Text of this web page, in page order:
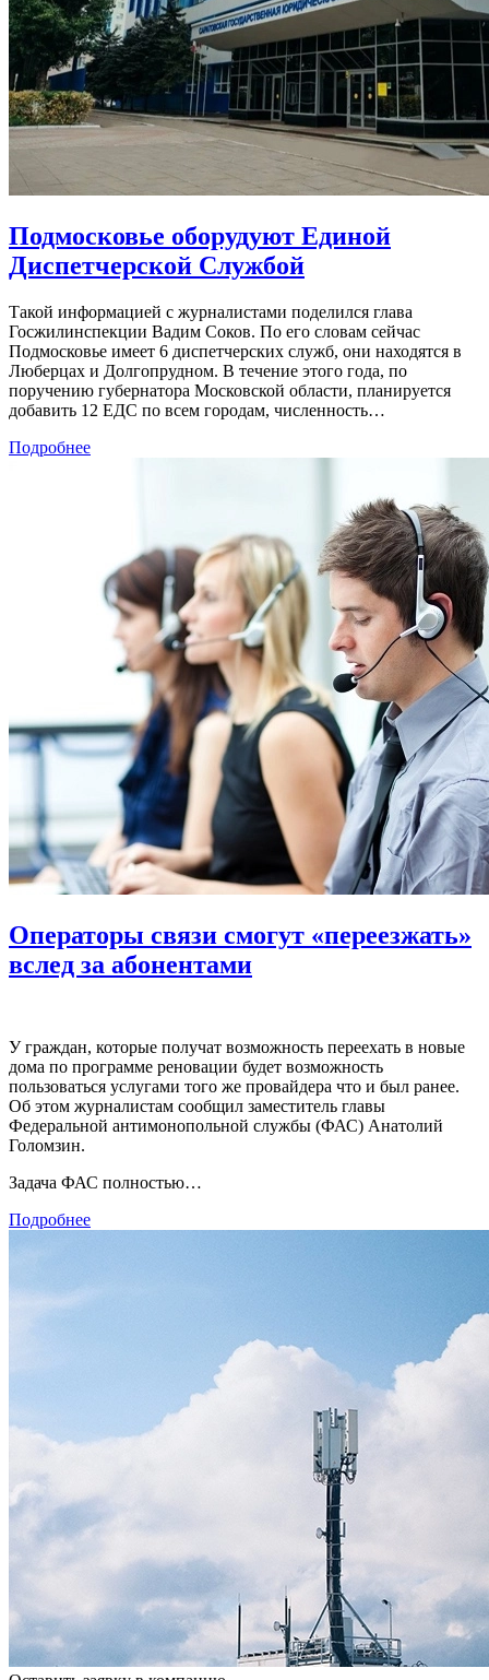
Подмосковье оборудуют Единой
Диспетчерской Службой
Такой информацией с журналистами поделился глава
Госжилинспекции Вадим Соков. По его словам сейчас
Подмосковье имеет 6 диспетчерских служб, они находятся в
Люберцах и Долгопрудном. В течение этого года, по
поручению губернатора Московской области, планируется
добавить 12 ЕДС по всем городам, численность…
Подробнее
Операторы связи смогут «переезжать»
вслед за абонентами
У граждан, которые получат возможность переехать в новые
дома по программе реновации будет возможность
пользоваться услугами того же провайдера что и был ранее.
Об этом журналистам сообщил заместитель главы
Федеральной антимонопольной службы (ФАС) Анатолий
Голомзин.
Задача ФАС полностью…
Подробнее